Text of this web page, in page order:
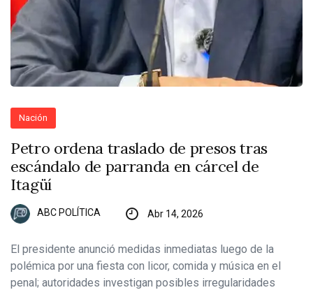
Nación
Petro ordena traslado de presos tras
escándalo de parranda en cárcel de
Itagüí
ABC POLÍTICA Abr 14, 2026
El presidente anunció medidas inmediatas luego de la
polémica por una fiesta con licor, comida y música en el
penal; autoridades investigan posibles irregularidades